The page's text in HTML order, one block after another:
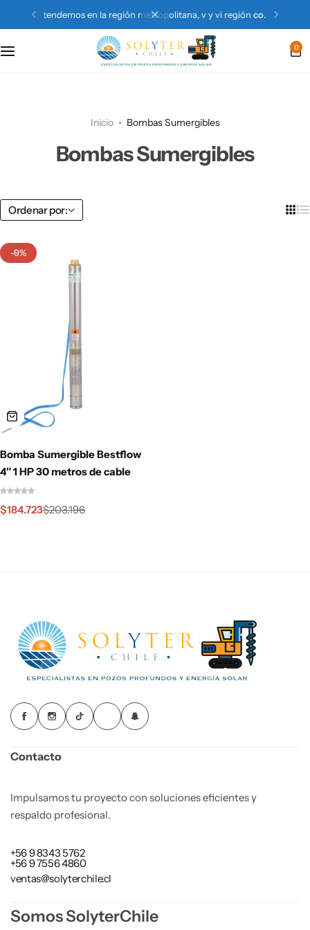
atendemos en la región metropolitana, v y vi región contactános
0
Inicio Bombas Sumergibles
Bombas Sumergibles
Ordenar por:
-9%
Bomba Sumergible Bestflow
4″ 1 HP 30 metros de cable
$203.196
$184.723
Contacto
Impulsamos tu proyecto con soluciones eficientes y
respaldo profesional.
+56 9 8343 5762
+56 9 7556 4860
ventas@solyterchile.cl
Somos SolyterChile